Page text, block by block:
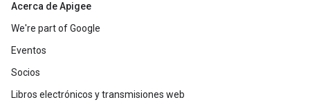
Acerca de Apigee
We're part of Google
Eventos
Socios
Libros electrónicos y transmisiones web